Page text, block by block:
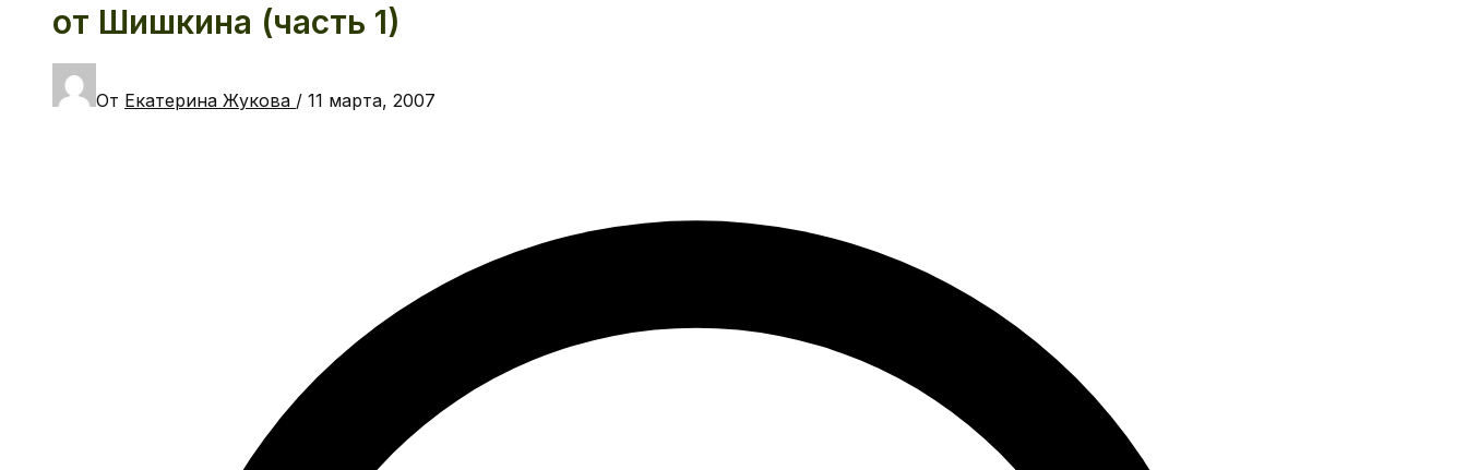
от Шишкина (часть 1)
От Екатерина Жукова / 11 марта, 2007